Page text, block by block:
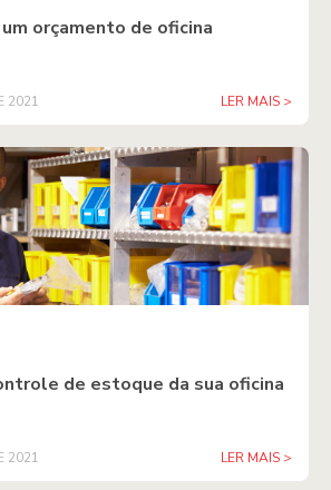
orçamento de oficina
2021 LER MAIS >
de estoque da sua oficina
2021 LER MAIS >